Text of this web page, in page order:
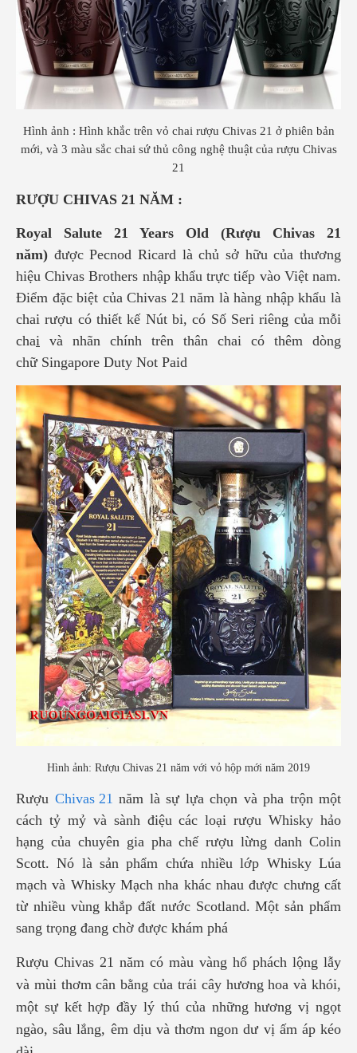
Hình ảnh : Hình khắc trên vỏ chai rượu Chivas 21 ở phiên bản
mới, và 3 màu sắc chai sứ thủ công nghệ thuật của rượu Chivas
21
RƯỢU CHIVAS 21 NĂM :
Royal Salute 21 Years Old (Rượu Chivas 21
năm) được Pecnod Ricard là chủ sở hữu của thương
hiệu Chivas Brothers nhập khẩu trực tiếp vào Việt nam.
Điểm đặc biệt của Chivas 21 năm là hàng nhập khẩu là
chai rượu có thiết kế Nút bi, có Số Seri riêng của mỗi
chai và nhãn chính trên thân chai có thêm dòng
chữ Singapore Duty Not Paid
Hình ảnh: Rượu Chivas 21 năm với vỏ hộp mới năm 2019
Rượu Chivas 21 năm là sự lựa chọn và pha trộn một
cách tỷ mỷ và sành điệu các loại rượu Whisky hảo
hạng của chuyên gia pha chế rượu lừng danh Colin
Scott. Nó là sản phẩm chứa nhiều lớp Whisky Lúa
mạch và Whisky Mạch nha khác nhau được chưng cất
từ nhiều vùng khắp đất nước Scotland. Một sản phẩm
sang trọng đang chờ được khám phá
Rượu Chivas 21 năm có màu vàng hổ phách lộng lẫy
và mùi thơm cân bằng của trái cây hương hoa và khói,
một sự kết hợp đầy lý thú của những hương vị ngọt
ngào, sâu lắng, êm dịu và thơm ngon dư vị ấm áp kéo